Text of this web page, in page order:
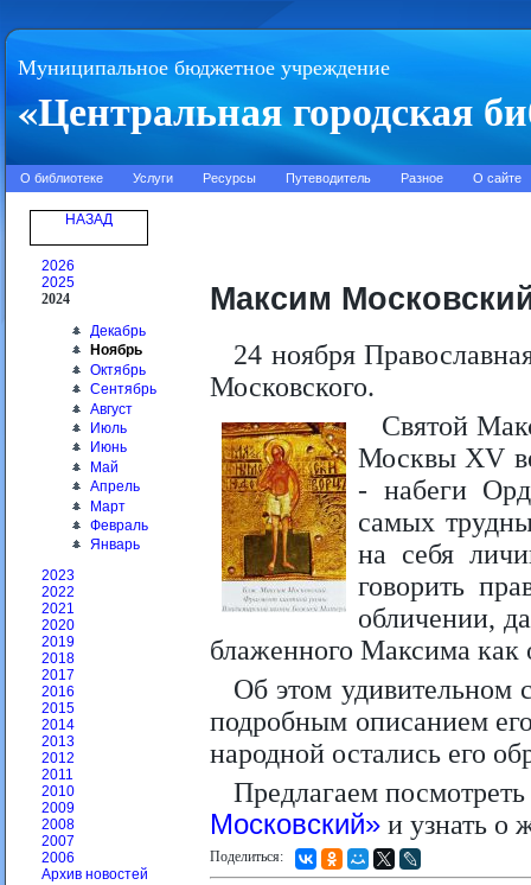
Муниципальное бюджетное учреждение
«Центральная городская
О библиотеке Услуги Ресурсы Путеводитель Разное О сайте
НАЗАД
2026
2025
2024
Декабрь
Ноябрь
Октябрь
Сентябрь
Август
Июль
Июнь
Май
Апрель
Март
Февраль
Январь
2023
2022
2021
2020
2019
2018
2017
2016
2015
2014
2013
2012
2011
2010
2009
2008
2007
2006
Архив новостей
Максим
24 ноября
Московского.
Святой
Москвы XV
- набеги
самых
на себя
говорить
обличении,
блаженного Максима как
Об этом удивительном
подробным описанием
народной остались его
Предлагаем
Московский» и узнать о
Поделиться: